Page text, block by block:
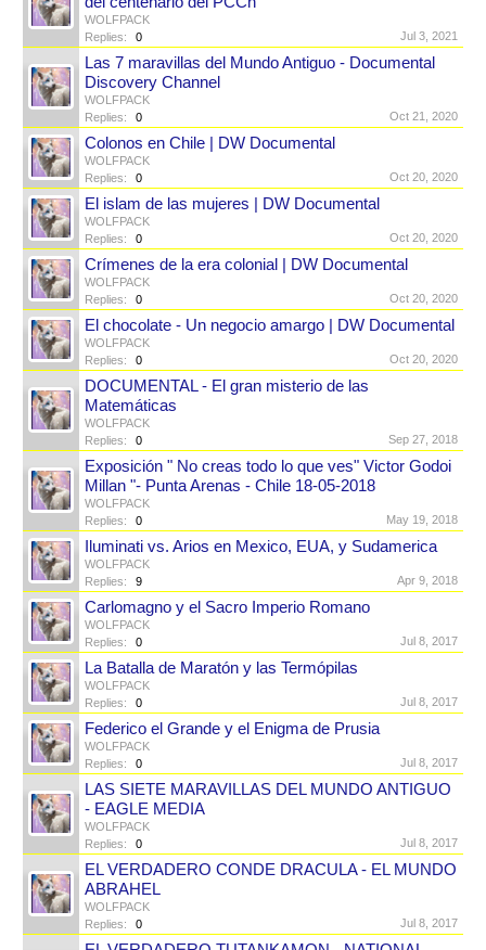
WOLFPACK
Replies:
0 Jul 3, 2021
Las 7 maravillas del Mundo Antiguo - Documental
Discovery Channel
WOLFPACK
Replies:
0 Oct 21, 2020
Colonos en Chile | DW Documental
WOLFPACK
Replies:
0 Oct 20, 2020
El islam de las mujeres | DW Documental
WOLFPACK
Replies:
0 Oct 20, 2020
Crímenes de la era colonial | DW Documental
WOLFPACK
Replies:
0 Oct 20, 2020
El chocolate - Un negocio amargo | DW Documental
WOLFPACK
Replies:
0 Oct 20, 2020
DOCUMENTAL - El gran misterio de las
Matemáticas
WOLFPACK
Replies:
0 Sep 27, 2018
Exposición " No creas todo lo que ves" Victor Godoi
Millan "- Punta Arenas - Chile 18-05-2018
WOLFPACK
Replies:
0 May 19, 2018
Iluminati vs. Arios en Mexico, EUA, y Sudamerica
WOLFPACK
Replies:
9 Apr 9, 2018
Carlomagno y el Sacro Imperio Romano
WOLFPACK
Replies:
0 Jul 8, 2017
La Batalla de Maratón y las Termópilas
WOLFPACK
Replies:
0 Jul 8, 2017
Federico el Grande y el Enigma de Prusia
WOLFPACK
Replies:
0 Jul 8, 2017
LAS SIETE MARAVILLAS DEL MUNDO ANTIGUO
- EAGLE MEDIA
WOLFPACK
Replies:
0 Jul 8, 2017
EL VERDADERO CONDE DRACULA - EL MUNDO
ABRAHEL
WOLFPACK
Replies:
0 Jul 8, 2017